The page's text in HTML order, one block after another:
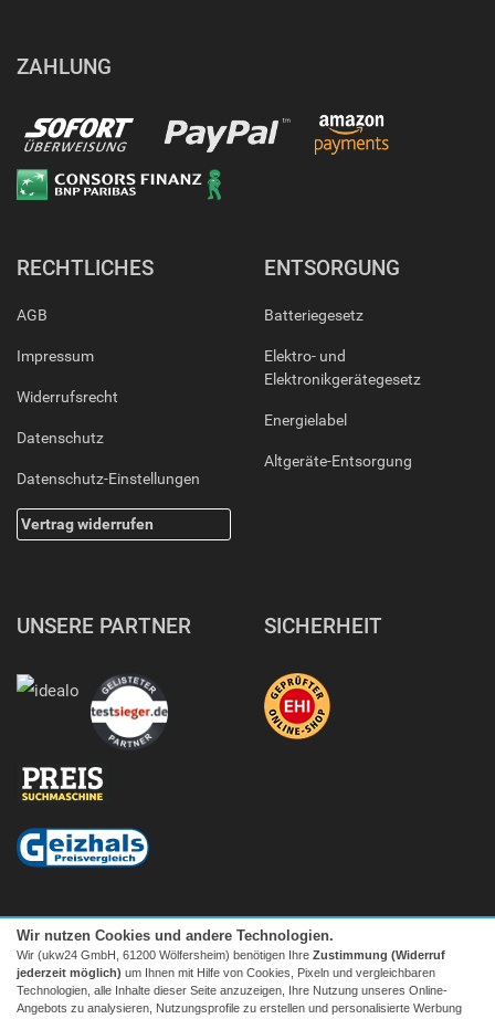
ZAHLUNG
RECHTLICHES
AGB
Impressum
Widerrufsrecht
Datenschutz
Datenschutz-Einstellungen
Vertrag widerrufen
ENTSORGUNG
Batteriegesetz
Elektro- und
Elektronikgerätegesetz
Energielabel
Altgeräte-Entsorgung
UNSERE PARTNER SICHERHEIT
Wir nutzen Cookies und andere Technologien.
Wir (ukw24 GmbH, 61200 Wölfersheim) benötigen Ihre Zustimmung (Widerruf
jederzeit möglich) um Ihnen mit Hilfe von Cookies, Pixeln und vergleichbaren
Technologien, alle Inhalte dieser Seite anzuzeigen, Ihre Nutzung unseres Online-
Angebots zu analysieren, Nutzungsprofile zu erstellen und personalisierte Werbung